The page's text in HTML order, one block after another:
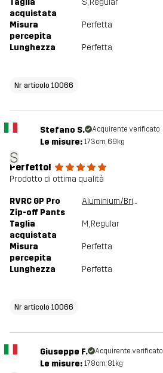
Taglia
acquistata
S, Regular
Misura
percepita
Perfetta
Lunghezza Perfetta
Nr articolo 10066
S
Stefano S. Acquirente verificato
Le misure: 173cm, 69kg
Perfetto!
Prodotto di ottima qualità
RVRC GP Pro
Zip-off Pants
Aluminium/Brindle
Taglia
acquistata
M, Regular
Misura
percepita
Perfetta
Lunghezza Perfetta
Nr articolo 10066
Giuseppe F. Acquirente verificato
Le misure: 178cm, 81kg